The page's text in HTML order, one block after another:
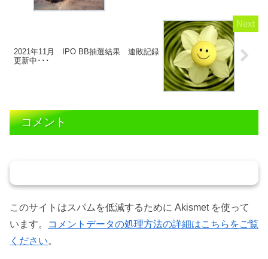
2021年11月 IPO BB抽選結果 連敗記録
更新中･･･
コメント
このサイトはスパムを低減するために Akismet を使って
います。
コメントデータの処理方法の詳細はこちらをご覧
ください。